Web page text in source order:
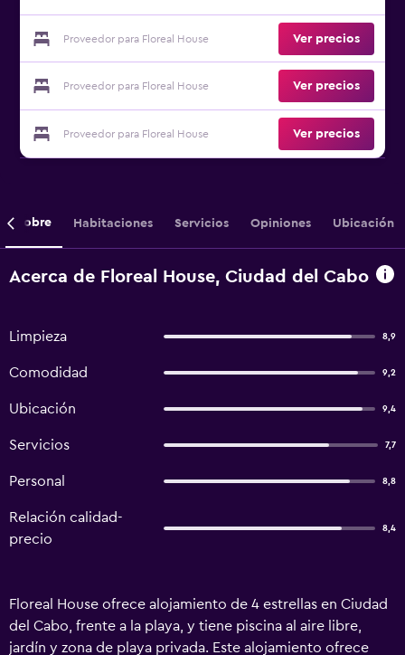
Proveedor para Floreal House Ver precios
Proveedor para Floreal House Ver precios
Proveedor para Floreal House Ver precios
Sobre Habitaciones Servicios Opiniones Ubicación
Acerca de Floreal House, Ciudad del Cabo
Limpieza 8,9
Comodidad 9,2
Ubicación 9,4
Servicios 7,7
Personal 8,8
Relación calidad-
precio
8,4
Floreal House ofrece alojamiento de 4 estrellas en Ciudad
del Cabo, frente a la playa, y tiene piscina al aire libre,
jardín y zona de playa privada. Este alojamiento ofrece